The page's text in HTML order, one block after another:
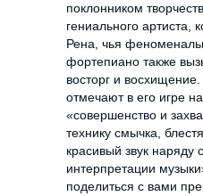
поклонником
гениального артиста,
Рена, чья
фортепиано также
восторг и
отмечают в его игре
«совершенство и
технику смычка,
красивый звук наряду
интерпретации
поделиться с вами